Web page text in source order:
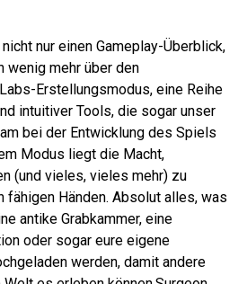
nur einen Gameplay-Überblick,
wenig mehr über den
Erstellungsmodus, eine Reihe
intuitiver Tools, die sogar unser
bei der Entwicklung des Spiels
Modus liegt die Macht,
(und vieles, vieles mehr) zu
fähigen Händen. Absolut alles, was
antike Grabkammer, eine
oder sogar eure eigene
werden, damit andere